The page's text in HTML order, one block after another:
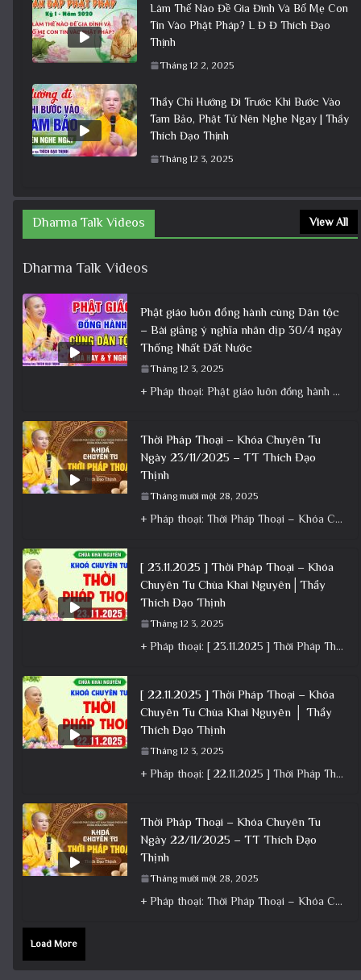
Làm Thế Nào Đề Gia Đình Và Bố Mẹ Con
Tin Vào Phật Pháp? L Đ Đ Thích Đạo
Thịnh
Tháng 12 2, 2025
Thầy Chỉ Hướng Đi Trước Khi Bước Vào
Tam Bảo, Phật Tử Nên Nghe Ngay | Thầy
Thích Đạo Thịnh
Tháng 12 3, 2025
Dharma Talk Videos View All
Dharma Talk Videos
Phật giáo luôn đồng hành cùng Dân tộc
– Bài giảng ý nghĩa nhân dịp 30/4 ngày
Thống Nhất Đất Nước
Tháng 12 3, 2025
+ Pháp thoại: Phật giáo luôn đồng hành cùng Dân tộc – Bài giảng ý nghĩa nhân dịp 30/4 ngày
Thời Pháp Thoại – Khóa Chuyên Tu
Ngày 23/11/2025 – TT Thích Đạo
Thịnh
Tháng mười một 28, 2025
+ Pháp thoại: Thời Pháp Thoại – Khóa Chuyên Tu Ngày 23/11/2025 – TT Thích Đạo Thịnh + Album: Pháp
[ 23.11.2025 ] Thời Pháp Thoại – Khóa
Chuyên Tu Chùa Khai Nguyên│Thầy
Thích Đạo Thịnh
Tháng 12 3, 2025
+ Pháp thoại: [ 23.11.2025 ] Thời Pháp Thoại – Khóa Chuyên Tu Chùa Khai Nguyên│Thầy Thích Đạo Thịnh +
[ 22.11.2025 ] Thời Pháp Thoại – Khóa
Chuyên Tu Chùa Khai Nguyên │ Thầy
Thích Đạo Thịnh
Tháng 12 3, 2025
+ Pháp thoại: [ 22.11.2025 ] Thời Pháp Thoại – Khóa Chuyên Tu Chùa Khai Nguyên │ Thầy Thích Đạo
Thời Pháp Thoại – Khóa Chuyên Tu
Ngày 22/11/2025 – TT Thích Đạo
Thịnh
Tháng mười một 28, 2025
+ Pháp thoại: Thời Pháp Thoại – Khóa Chuyên Tu Ngày 22/11/2025 – TT Thích Đạo Thịnh + Album: Pháp
Load More